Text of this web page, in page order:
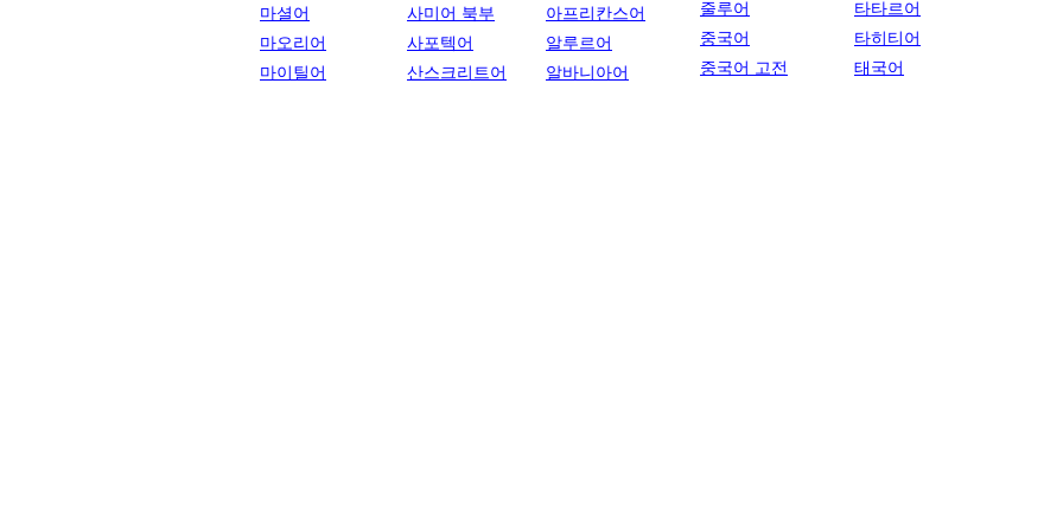
마셜어
마오리어
마이틸어
사미어 북부
사포텍어
산스크리트어
아프리칸스어
알루르어
알바니아어
줄루어
중국어
중국어 고전
타타르어
타히티어
태국어